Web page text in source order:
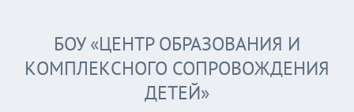
БОУ «ЦЕНТР ОБРАЗОВАНИЯ И
КОМПЛЕКСНОГО СОПРОВОЖДЕНИЯ
ДЕТЕЙ»